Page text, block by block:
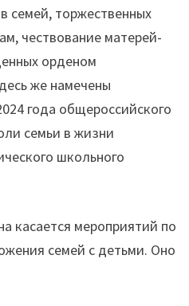
семей, торжественных
чествование матерей-
орденом
же намечены
года общероссийского
семьи в жизни
школьного
касается мероприятий по
семей с детьми. Оно